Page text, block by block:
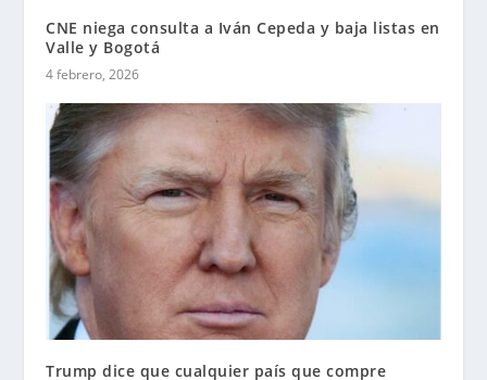
CNE niega consulta a Iván Cepeda y baja listas en
Valle y Bogotá
4 febrero, 2026
Trump dice que cualquier país que compre